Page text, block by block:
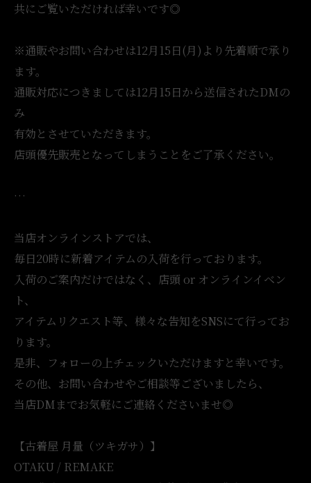
共にご覧いただければ幸いです◎
※通販やお問い合わせは12月15日(月)より先着順で承り
ます。
通販対応につきましては12月15日から送信されたDMの
み
有効とさせていただきます。
店頭優先販売となってしまうことをご了承ください。
…
当店オンラインストアでは、
毎日20時に新着アイテムの入荷を行っております。
入荷のご案内だけではなく、店頭 or オンラインイベン
ト、
アイテムリクエスト等、様々な告知をSNSにて行ってお
ります。
是非、フォローの上チェックいただけますと幸いです。
その他、お問い合わせやご相談等ございましたら、
当店DMまでお気軽にご連絡くださいませ◎
【古着屋 月量（ツキガサ）】
OTAKU / REMAKE